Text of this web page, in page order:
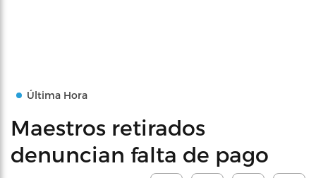
Última Hora
Maestros retirados
denuncian falta de pago